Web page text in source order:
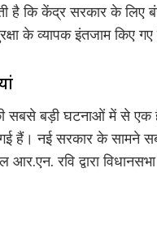
है कि केंद्र सरकार के लिए
के व्यापक इंतजाम किए गए
सबसे बड़ी घटनाओं में से एक
हैं। नई सरकार के सामने
आर.एन. रवि द्वारा